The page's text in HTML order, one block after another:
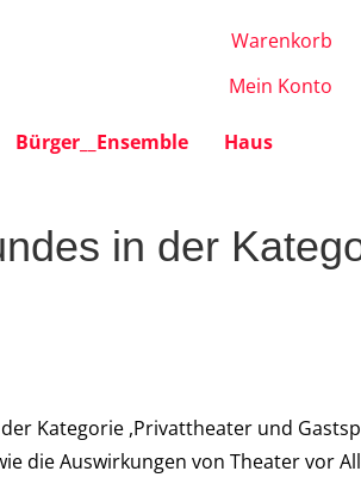
Warenkorb
Mein Konto
Bürger__Ensemble Haus
in der
Kategorie ,Privattheater und
die Auswirkungen von Theater vor